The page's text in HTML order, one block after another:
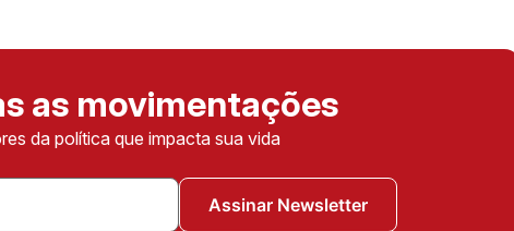
as movimentações
da política que impacta sua vida
Assinar Newsletter